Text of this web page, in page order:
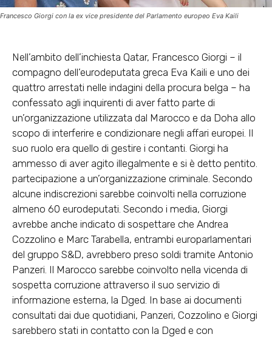
Francesco Giorgi con la ex vice presidente del Parlamento europeo Eva Kaili
Nell’ambito dell’inchiesta Qatar, Francesco Giorgi – il
compagno dell’eurodeputata greca Eva Kaili e uno dei
quattro arrestati nelle indagini della procura belga – ha
confessato agli inquirenti di aver fatto parte di
un’organizzazione utilizzata dal Marocco e da Doha allo
scopo di interferire e condizionare negli affari europei. Il
suo ruolo era quello di gestire i contanti. Giorgi ha
ammesso di aver agito illegalmente e si è detto pentito.
partecipazione a un’organizzazione criminale. Secondo
alcune indiscrezioni sarebbe coinvolti nella corruzione
almeno 60 eurodeputati. Secondo i media, Giorgi
avrebbe anche indicato di sospettare che Andrea
Cozzolino e Marc Tarabella, entrambi europarlamentari
del gruppo S&D, avrebbero preso soldi tramite Antonio
Panzeri. Il Marocco sarebbe coinvolto nella vicenda di
sospetta corruzione attraverso il suo servizio di
informazione esterna, la Dged. In base ai documenti
consultati dai due quotidiani, Panzeri, Cozzolino e Giorgi
sarebbero stati in contatto con la Dged e con